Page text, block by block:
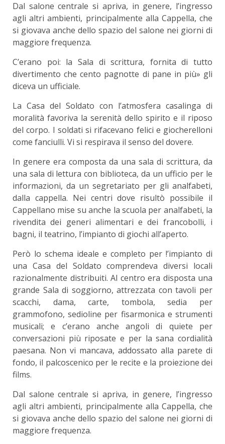
Dal salone centrale si apriva, in genere, l’in­gresso
agli altri ambienti, principalmente alla Cap­pella, che
si giovava anche dello spazio del salone nei giorni di
maggiore frequenza.
C’erano poi: la Sala di scrittura, fornita di tutto
divertimento che cento pagnotte di pane in più» ­gli
diceva un ufficiale.
La Casa del Soldato con l’atmosfera casalinga di
moralità favoriva la serenità dello spirito e il riposo
del corpo. I soldati si rifacevano felici e giocherelloni
come fanciulli. Vi si respirava il senso del dovere.
In genere era composta da una sala di scrit­tura, da
una sala di lettura con biblioteca, da un ufficio per le
informazioni, da un segretariato per gli analfabeti,
dalla cappella. Nei centri dove ri­sultò possibile il
Cappellano mise su anche la scuo­la per analfabeti, la
rivendita dei generi alimentari e dei francobolli, i
bagni, il teatrino, l’impianto di giochi all’aperto.
Però lo schema ideale e completo per !’im­pianto di
una Casa del Soldato comprendeva di­versi locali
razionalmente distribuiti. Al centro era disposta una
grande Sala di soggiorno, attrezzata con tavoli per
scacchi, dama, carte, tombola, sedia per
grammofono, sedioline per fisarmonica e stru­menti
musicali; e c’erano anche angoli di quiete per
conversazioni più riposate e per la sana cor­dialità
paesana. Non vi mancava, addossato alla parete di
fondo, il palcoscenico per le recite e la proiezione dei
films.
Dal salone centrale si apriva, in genere, l’in­gresso
agli altri ambienti, principalmente alla Cap­pella, che
si giovava anche dello spazio del salone nei giorni di
maggiore frequenza.